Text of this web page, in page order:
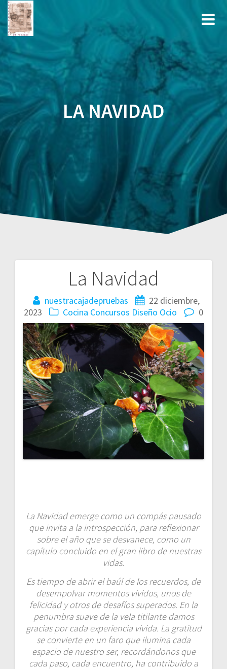
contenido
LA NAVIDAD
La Navidad
nuestracajadepruebas
22 diciembre,
2023
Cocina Concursos Diseño Ocio 0
La Navidad emerge como un compás pausado
que invita a la introspección, para reflexionar
sobre el año que se desvanece, como un
capítulo concluido en el gran libro de nuestras
vidas.
Es tiempo de abrir el baúl de los recuerdos, de
desempolvar momentos vividos, unos de
felicidad y otros de desafíos superados. En la
penumbra suave de la vela titilante damos
gracias por cada experiencia vivida. La gratitud
se convierte en un faro que ilumina cada
espacio de nuestro ser, recordándonos que
cada paso, cada encuentro, ha contribuido a
Navegación
de
entradas